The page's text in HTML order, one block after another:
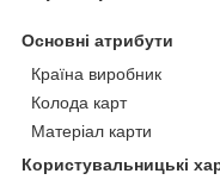
Основні атрибути
Країна виробник
Колода карт
Матеріал карти
Користувальницькі